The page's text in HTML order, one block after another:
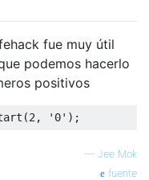
fue muy útil
podemos hacerlo
positivos
(2 , '0' );
— Jee Mok
fuente